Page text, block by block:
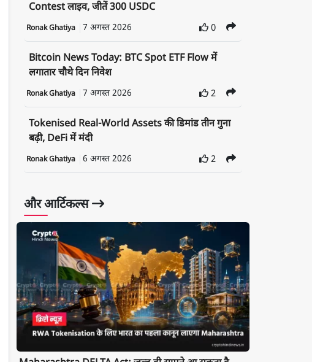
Contest लाइव, जीतें 300 USDC
Ronak Ghatiya 7 अगस्त 2026 0
Bitcoin News Today: BTC Spot ETF Flow में
लगातार चौथे दिन निवेश
Ronak Ghatiya 7 अगस्त 2026 2
Tokenised Real-World Assets की डिमांड तीन गुना
बढ़ी, DeFi में मंदी
Ronak Ghatiya 6 अगस्त 2026 2
और आर्टिकल्स